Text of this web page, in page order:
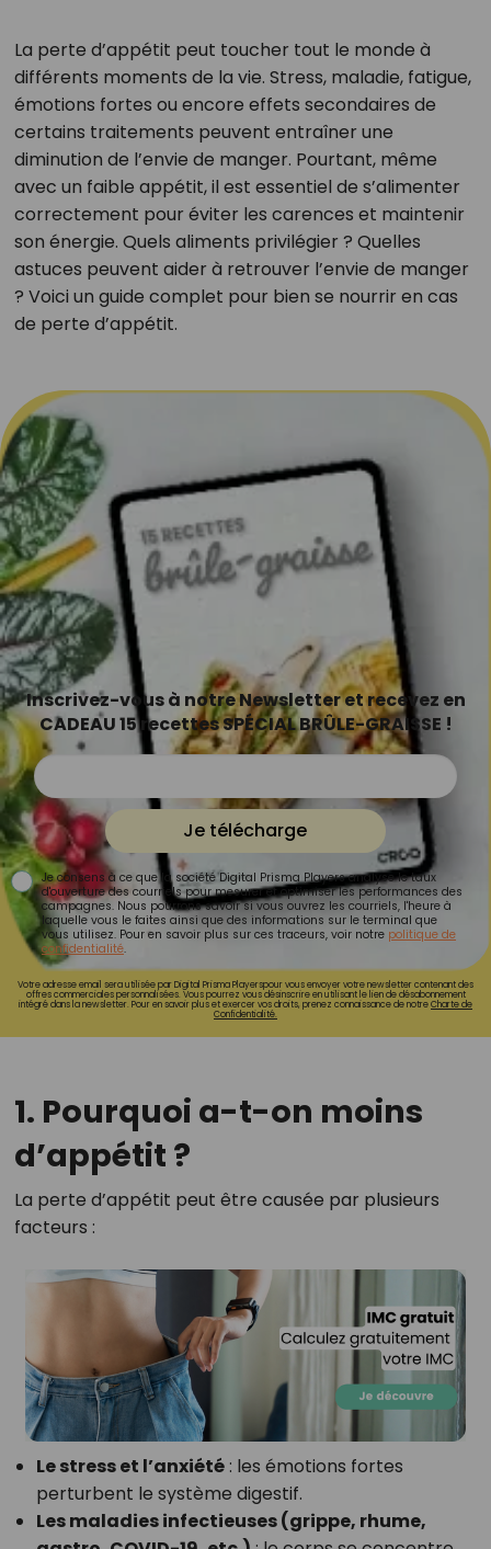
La perte d’appétit peut toucher tout le monde à
différents moments de la vie. Stress, maladie, fatigue,
émotions fortes ou encore effets secondaires de
certains traitements peuvent entraîner une
diminution de l’envie de manger. Pourtant, même
avec un faible appétit, il est essentiel de s’alimenter
correctement pour éviter les carences et maintenir
son énergie. Quels aliments privilégier ? Quelles
astuces peuvent aider à retrouver l’envie de manger
? Voici un guide complet pour bien se nourrir en cas
de perte d’appétit.
Inscrivez-vous à notre Newsletter et recevez en
CADEAU 15 recettes SPÉCIAL BRÛLE-GRAISSE !
Je télécharge
Je consens à ce que la société Digital Prisma Players analyse le taux
d'ouverture des courriels pour mesurer et optimiser les performances des
campagnes. Nous pourrons savoir si vous ouvrez les courriels, l'heure à
laquelle vous le faites ainsi que des informations sur le terminal que
vous utilisez. Pour en savoir plus sur ces traceurs, voir notre politique de
confidentialité.
Votre adresse email sera utilisée par Digital Prisma Playerspour vous envoyer votre newsletter contenant des
offres commerciales personnalisées. Vous pourrez vous désinscrire en utilisant le lien de désabonnement
intégré dans la newsletter. Pour en savoir plus et exercer vos droits, prenez connaissance de notreCharte de
Confidentialité.
1. Pourquoi a-t-on moins
d’appétit ?
La perte d’appétit peut être causée par plusieurs
facteurs :
Le stress et l’anxiété: les émotions fortes
perturbent le système digestif.
Les maladies infectieuses (grippe, rhume,